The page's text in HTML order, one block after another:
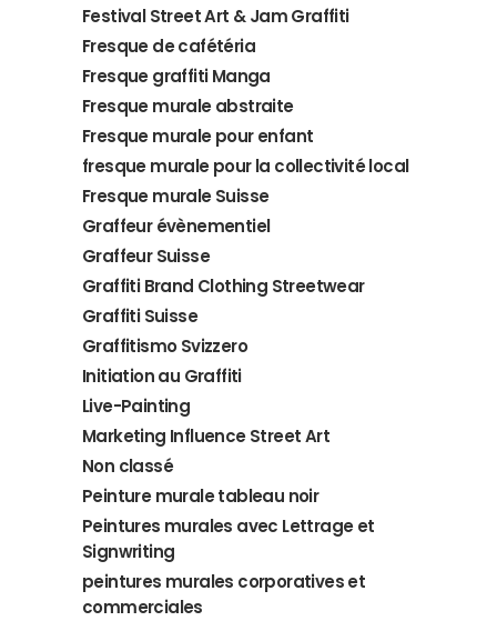
Festival Street Art & Jam Graffiti
Fresque de cafétéria
Fresque graffiti Manga
Fresque murale abstraite
Fresque murale pour enfant
fresque murale pour la collectivité local
Fresque murale Suisse
Graffeur évènementiel
Graffeur Suisse
Graffiti Brand Clothing Streetwear
Graffiti Suisse
Graffitismo Svizzero
Initiation au Graffiti
Live-Painting
Marketing Influence Street Art
Non classé
Peinture murale tableau noir
Peintures murales avec Lettrage et
Signwriting
peintures murales corporatives et
commerciales